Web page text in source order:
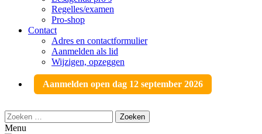
Regelles/examen
Pro-shop
Contact
Adres en contactformulier
Aanmelden als lid
Wijzigen, opzeggen
Aanmelden open dag 12 september 2026
Zoeken
naar:
Menu